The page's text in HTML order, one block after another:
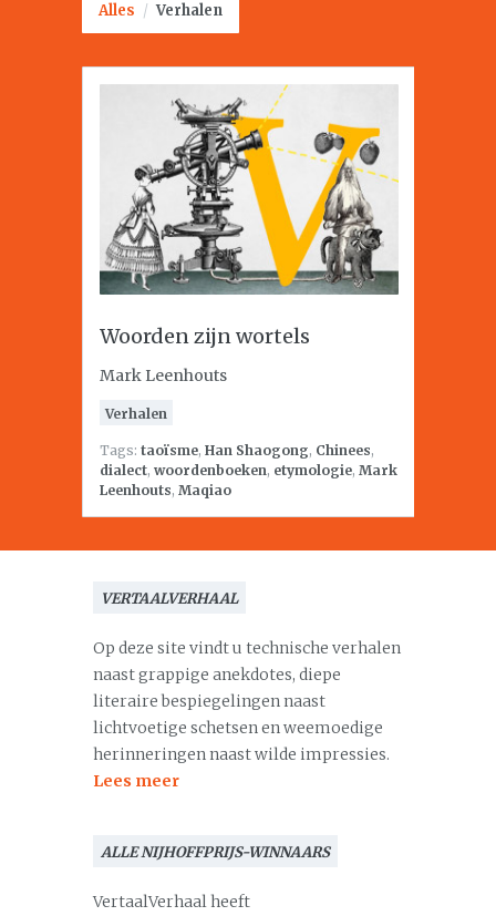
Alles / Verhalen
Woorden zijn wortels
Mark Leenhouts
Verhalen
Tags: taoïsme, Han Shaogong, Chinees,
dialect, woordenboeken, etymologie, Mark
Leenhouts, Maqiao
VERTAALVERHAAL
Op deze site vindt u technische verhalen
naast grappige anekdotes, diepe
literaire bespiegelingen naast
lichtvoetige schetsen en weemoedige
herinneringen naast wilde impressies.
Lees meer
ALLE NIJHOFFPRIJS-WINNAARS
VertaalVerhaal heeft